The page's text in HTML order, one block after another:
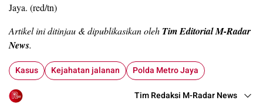
Jaya. (red/tn)
Artikel ini ditinjau & dipublikasikan oleh Tim Editorial M-Radar
News.
Kasus Kejahatan jalanan Polda Metro Jaya
Tim Redaksi M-Radar News